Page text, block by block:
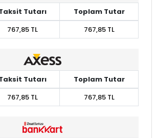
Tutarı
Toplam Tutar
767,85 TL 767,85 TL
Tutarı
Toplam Tutar
767,85 TL 767,85 TL